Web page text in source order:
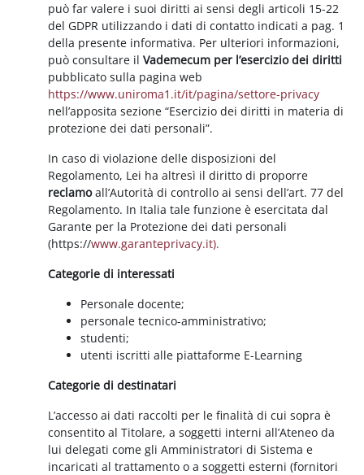
può far valere i suoi diritti ai sensi degli articoli 15-22
del GDPR utilizzando i dati di contatto indicati a pag. 1
della presente informativa. Per ulteriori informazioni,
può consultare ilVademecum per l’esercizio dei diritti
pubblicato sulla pagina web
https://www.uniroma1.it/it/pagina/settore-privacy
nell’apposita sezione “Esercizio dei diritti in materia di
protezione dei dati personali”.
In caso di violazione delle disposizioni del
Regolamento, Lei ha altresì il diritto di proporre
reclamoall’Autorità di controllo ai sensi dell’art. 77 del
Regolamento. In Italia tale funzione è esercitata dal
Garante per la Protezione dei dati personali
(https://www.garanteprivacy.it).
Categorie di interessati
Personale docente;
personale tecnico-amministrativo;
studenti;
utenti iscritti alle piattaforme E-Learning
Categorie di destinatari
L’accesso ai dati raccolti per le finalità di cui sopra è
consentito al Titolare, a soggetti interni all’Ateneo da
lui delegati come gli Amministratori di Sistema e
incaricati al trattamento o a soggetti esterni (fornitori